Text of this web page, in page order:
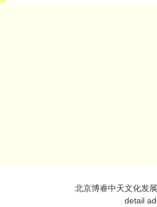
北京博睿中天文化发
detail